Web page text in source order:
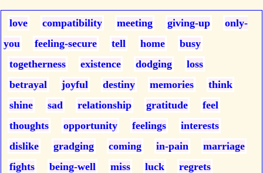
love compatibility meeting giving-up
only-
you
feeling-secure tell home
busy
togetherness
existence dodging
loss
betrayal
joyful destiny memories
think
shine
sad relationship gratitude
feel
thoughts
opportunity feelings
interests
dislike
gradging coming in-pain
marriage
fights
being-well miss luck
regrets